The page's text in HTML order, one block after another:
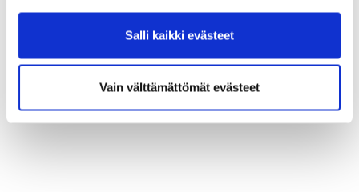
Salli kaikki evästeet
Vain välttämättömät evästeet